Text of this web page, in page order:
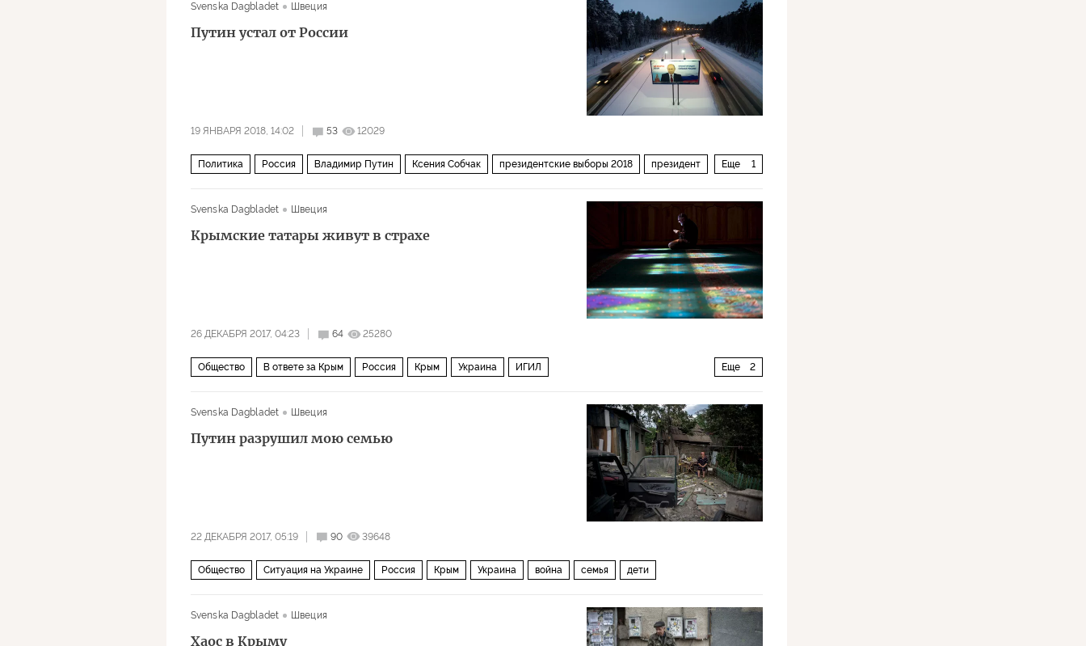
Svenska Dagbladet Швеция
Путин устал от России
19 ЯНВАРЯ 2018, 14:02 53 12029
Еще 1
Политика Россия Владимир Путин Ксения Собчак президентские выборы 2018 президент
Svenska Dagbladet
Швеция
Крымские татары живут в страхе
26 ДЕКАБРЯ 2017, 04:23 64 25280
Еще 2
Общество В ответе за Крым Россия Крым Украина ИГИЛ
Svenska Dagbladet
Швеция
Путин разрушил мою семью
22 ДЕКАБРЯ 2017, 05:19 90 39648
Общество Ситуация на Украине Россия Крым Украина война семья дети
Svenska Dagbladet Швеция
Хаос в Крыму